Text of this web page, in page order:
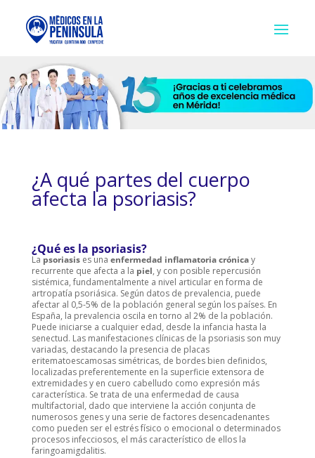
¿A qué partes del cuerpo
afecta la psoriasis?
¿Qué es la psoriasis?
La psoriasises una enfermedad inflamatoria crónicay
recurrente que afecta a la piel, y con posible repercusión
sistémica, fundamentalmente a nivel articular en forma de
artropatía psoriásica. Según datos de prevalencia, puede
afectar al 0,5-5% de la población general según los países. En
España, la prevalencia oscila en torno al 2% de la población.
Puede iniciarse a cualquier edad, desde la infancia hasta la
senectud. Las manifestaciones clínicas de la psoriasis son muy
variadas, destacando la presencia de placas
eritematoescamosas simétricas, de bordes bien definidos,
localizadas preferentemente en la superficie extensora de
extremidades y en cuero cabelludo como expresión más
característica. Se trata de una enfermedad de causa
multifactorial, dado que interviene la acción conjunta de
numerosos genes y una serie de factores desencadenantes
como pueden ser el estrés físico o emocional o determinados
procesos infecciosos, el más característico de ellos la
faringoamigdalitis.